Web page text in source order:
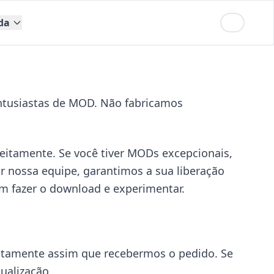
de MOD. Não fabricamos
Se você tiver MODs excepcionais,
equipe, garantimos a sua liberação
fazer o download e experimentar.
assim que recebermos o pedido. Se